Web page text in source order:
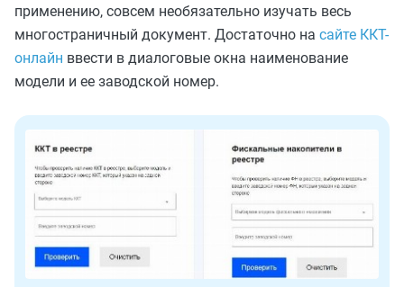
применению, совсем необязательно изучать весь
многостраничный документ. Достаточно на сайте ККТ-
онлайн ввести в диалоговые окна наименование
модели и ее заводской номер.